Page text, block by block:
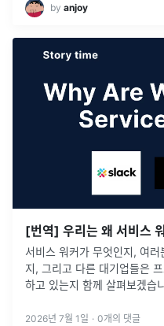
by anjoy
[번역] 우리는 왜 서비스
서비스 워커가 무엇인지, 여
지, 그리고 다른 대기업들은
하고 있는지 함께 살펴보겠습
2026년 7월 1일 · 0개의 댓글